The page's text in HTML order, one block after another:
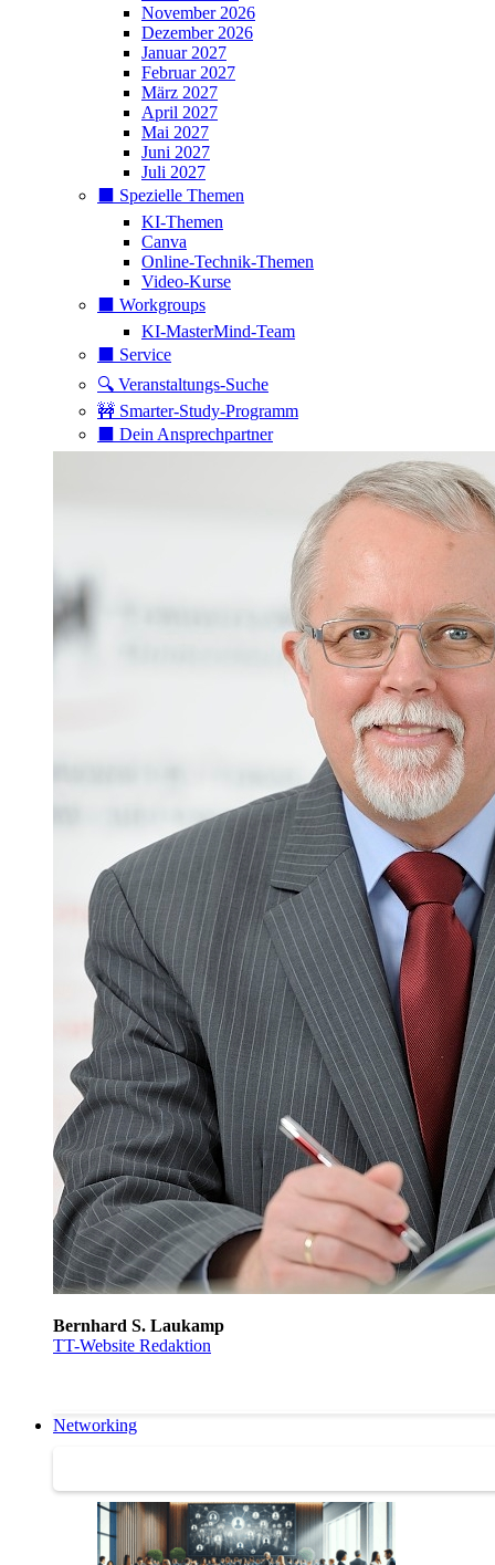
November 2026
Dezember 2026
Januar 2027
Februar 2027
März 2027
April 2027
Mai 2027
Juni 2027
Juli 2027
⬛️ Spezielle Themen
KI-Themen
Canva
Online-Technik-Themen
Video-Kurse
⬛️ Workgroups
KI-MasterMind-Team
⬛️ Service
🔍 Veranstaltungs-Suche
🚧 Smarter-Study-Programm
⬛️ Dein Ansprechpartner
Bernhard S. Laukamp
TT-Website Redaktion
Networking